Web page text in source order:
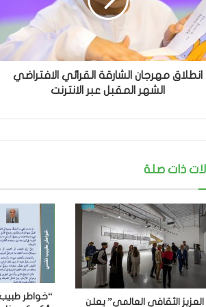
انطلاق مهرجان الشارقة القرائي الافتراضي
الشهر المقبل عبر الانترنت
ذات صلة
الثقافي العالمي” يعلن
“خواطر